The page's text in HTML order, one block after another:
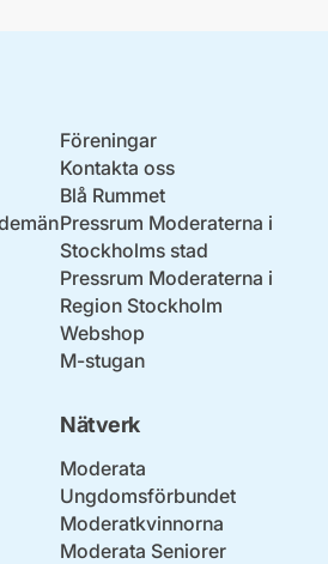
Föreningar
Kontakta oss
Blå Rummet
Pressrum Moderaterna i
Stockholms stad
Pressrum Moderaterna i
Region Stockholm
Webshop
M-stugan
Nätverk
Moderata
Ungdomsförbundet
Moderatkvinnorna
Moderata Seniorer